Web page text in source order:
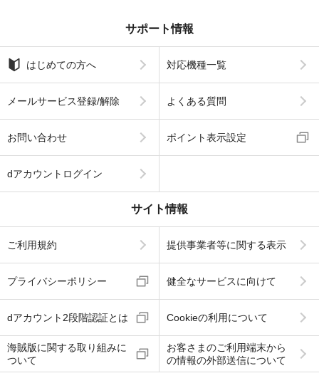
サポート情報
はじめての方へ 対応機種一覧
メールサービス登録/解除 よくある質問
お問い合わせ ポイント表示設定
dアカウントログイン
サイト情報
ご利用規約 提供事業者等に関する表示
プライバシーポリシー 健全なサービスに向けて
dアカウント2段階認証とは Cookieの利用について
海賊版に関する取り組みに
ついて
お客さまのご利用端末から
の情報の外部送信について